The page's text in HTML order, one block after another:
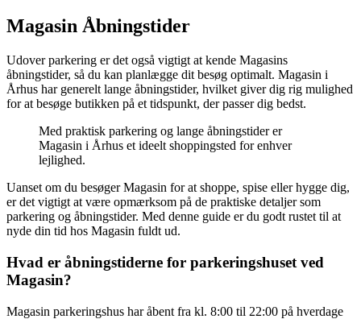
Magasin Åbningstider
Udover parkering er det også vigtigt at kende Magasins
åbningstider, så du kan planlægge dit besøg optimalt. Magasin i
Århus har generelt lange åbningstider, hvilket giver dig rig mulighed
for at besøge butikken på et tidspunkt, der passer dig bedst.
Med praktisk parkering og lange åbningstider er
Magasin i Århus et ideelt shoppingsted for enhver
lejlighed.
Uanset om du besøger Magasin for at shoppe, spise eller hygge dig,
er det vigtigt at være opmærksom på de praktiske detaljer som
parkering og åbningstider. Med denne guide er du godt rustet til at
nyde din tid hos Magasin fuldt ud.
Hvad er åbningstiderne for parkeringshuset ved
Magasin?
Magasin parkeringshus har åbent fra kl. 8:00 til 22:00 på hverdage